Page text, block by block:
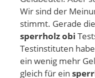
Wir sind der
stimmt. Gerade
sperrholz obi
Testinstituten
ein wenig mehr
gleich für ein